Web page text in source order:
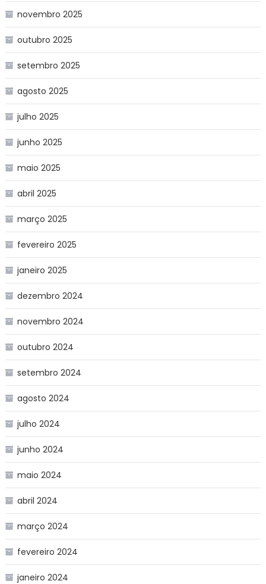
novembro 2025
outubro 2025
setembro 2025
agosto 2025
julho 2025
junho 2025
maio 2025
abril 2025
março 2025
fevereiro 2025
janeiro 2025
dezembro 2024
novembro 2024
outubro 2024
setembro 2024
agosto 2024
julho 2024
junho 2024
maio 2024
abril 2024
março 2024
fevereiro 2024
janeiro 2024